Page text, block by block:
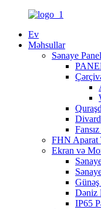
Ev
Məhsullar
Sənaye
FHN Aparat
Ekran və
Dəniz
IP65